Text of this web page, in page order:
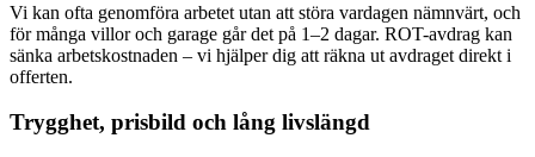
Vi kan ofta genomföra arbetet utan att störa vardagen nämnvärt, och
för många villor och garage går det på 1–2 dagar. ROT-avdrag kan
sänka arbetskostnaden – vi hjälper dig att räkna ut avdraget direkt i
offerten.
Trygghet, prisbild och lång livslängd